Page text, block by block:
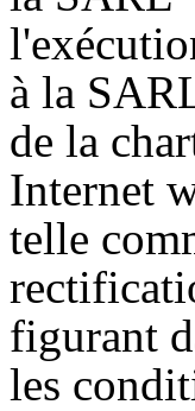
à la
de la
Internet
telle
figurant
les